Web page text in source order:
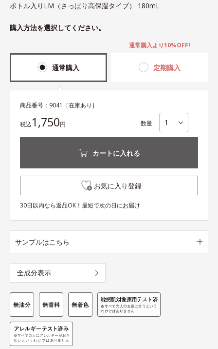
ボトル入りLM（さっぱり高保湿タイプ） 180mL
購入方法を選択してください。
通常購入 定期購入
通常購入より10%OFF!
商品番号： 9041 ［在庫あり］
税込1,750円 数量
カートに入れる
お気に入り登録
30日以内なら返品OK！最短で次の日にお届け
サンプルはこちら
全成分表示